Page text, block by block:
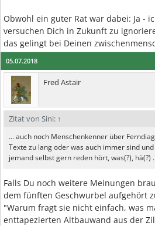
Obwohl ein guter Rat war dabei: Ja -
versuchen Dich in Zukunft zu
das gelingt bei Deinen
05.07.2018
Fred Astair
Zitat von Sini: ↑
... auch noch Menschenkenner über
Texte zu lang oder was auch immer sind
jemand selbst gern reden hört, was(?), hä(?)
Falls Du noch weitere Meinungen
dem fünften Geschwurbel aufgehört
"Warum fragt sie nicht einfach, was
enttapezierten Altbauwand aus der